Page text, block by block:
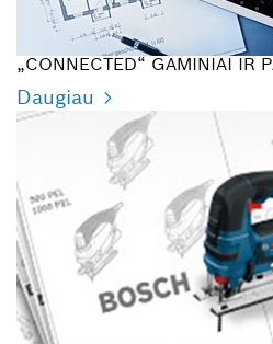
„CONNECTED“ GAMINIAI IR
Daugiau